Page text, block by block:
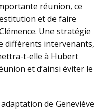
réunion, ce
et de faire
Une stratégie
différents intervenants,
t-elle à Hubert
et d’ainsi éviter le
de Geneviève